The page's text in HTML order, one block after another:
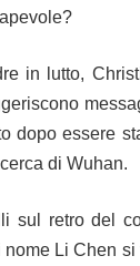
in lutto,
dopo essere
di Wuhan.
sul retro del
Li Chen